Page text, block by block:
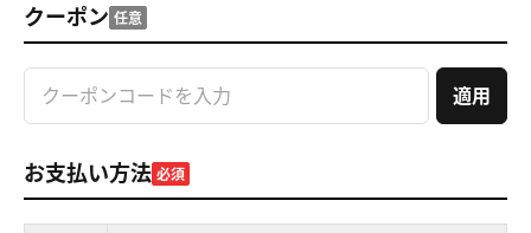
クーポン 任意
適用
お支払い方法 必須